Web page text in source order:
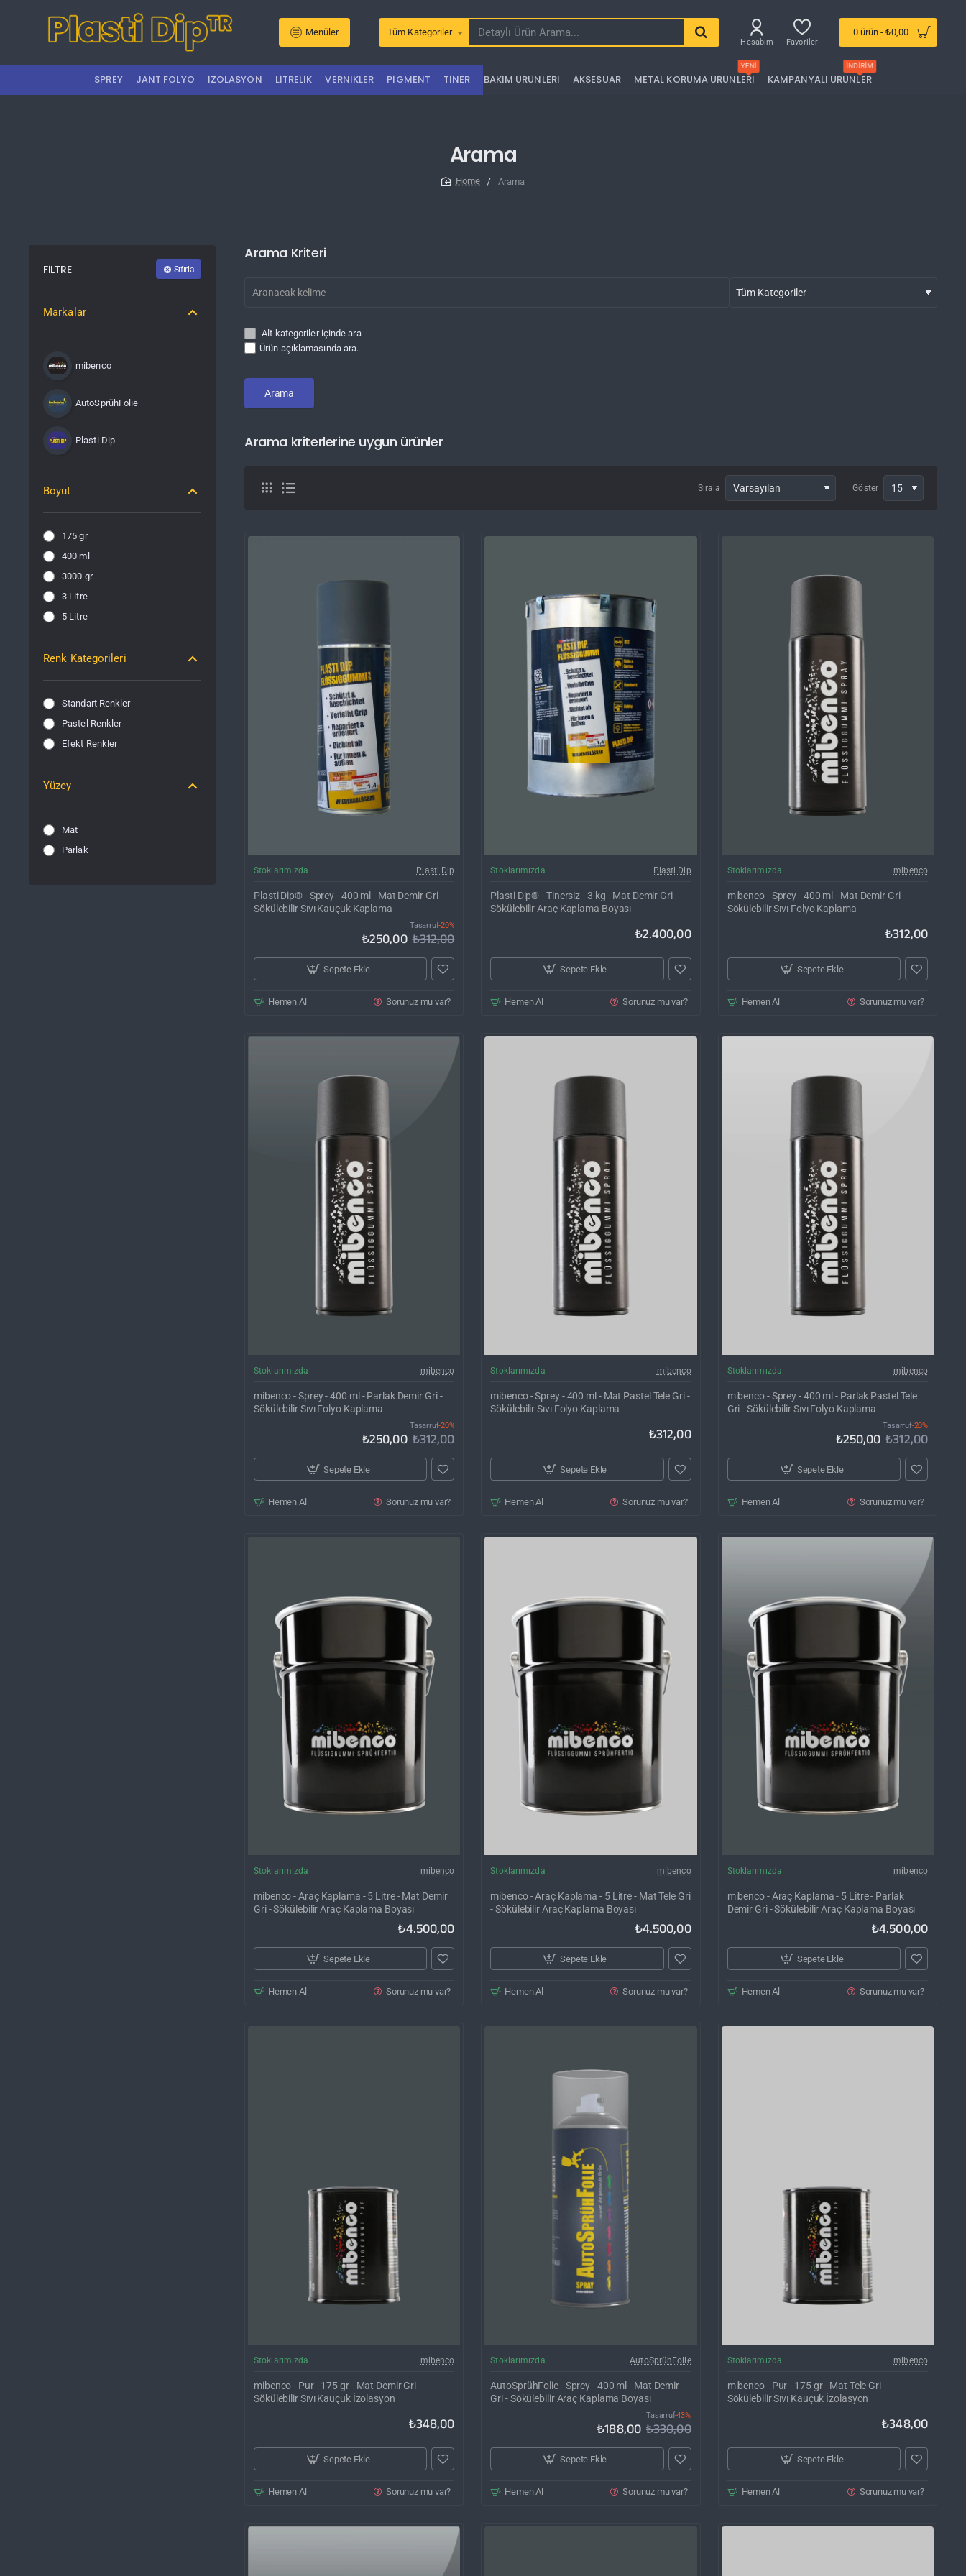
Menüler Tüm Kategoriler
Detaylı
Arama...
Hesabım Favoriler
0 ürün - ₺0,00
SPREY JANT FOLYO İZOLASYON LITRELIK VERNIKLER PIGMENT TINER BAKIM ÜRÜNLERI AKSESUAR METAL KORUMA ÜRÜNLERI
YENI
KAMPANYALI ÜRÜNLER
İNDIRIM
Arama
Arama
FILTRE Sıfırla
Markalar
mibenco
AutoSprühFolie
Plasti Dip
Boyut
175 gr
400 ml
3000 gr
3 Litre
5 Litre
Renk Kategorileri
Standart Renkler
Pastel Renkler
Efekt Renkler
Yüzey
Mat
Parlak
Arama Kriteri
Alt kategoriler içinde ara
Ürün açıklamasında ara.
Arama
Arama kriterlerine uygun ürünler
Sırala Göster
İNDIRIM'DE
Stoklarımızda Plasti Dip
Plasti Dip® - Sprey - 400 ml - Mat Demir Gri -
Sökülebilir Sıvı Kauçuk Kaplama
Tasarruf-20%
₺250,00 ₺312,00
Sepete Ekle
Hemen Al Sorunuz mu var?
Kargo Bedava
Stoklarımızda Plasti Dip
Plasti Dip® - Tinersiz - 3 kg - Mat Demir Gri -
Sökülebilir Araç Kaplama Boyası
₺2.400,00
Sepete Ekle
Hemen Al Sorunuz mu var?
Stoklarımızda mibenco
mibenco - Sprey - 400 ml - Mat Demir Gri -
Sökülebilir Sıvı Folyo Kaplama
₺312,00
Sepete Ekle
Hemen Al Sorunuz mu var?
İNDIRIM'DE
Stoklarımızda mibenco
mibenco - Sprey - 400 ml - Parlak Demir Gri -
Sökülebilir Sıvı Folyo Kaplama
Tasarruf-20%
₺250,00 ₺312,00
Sepete Ekle
Hemen Al Sorunuz mu var?
Stoklarımızda mibenco
mibenco - Sprey - 400 ml - Mat Pastel Tele Gri -
Sökülebilir Sıvı Folyo Kaplama
₺312,00
Sepete Ekle
Hemen Al Sorunuz mu var?
İNDIRIM'DE
Stoklarımızda mibenco
mibenco - Sprey - 400 ml - Parlak Pastel Tele
Gri - Sökülebilir Sıvı Folyo Kaplama
Tasarruf-20%
₺250,00 ₺312,00
Sepete Ekle
Hemen Al Sorunuz mu var?
Kargo Bedava
Stoklarımızda mibenco
mibenco - Araç Kaplama - 5 Litre - Mat Demir
Gri - Sökülebilir Araç Kaplama Boyası
₺4.500,00
Sepete Ekle
Hemen Al Sorunuz mu var?
Kargo Bedava
Stoklarımızda mibenco
mibenco - Araç Kaplama - 5 Litre - Mat Tele Gri
- Sökülebilir Araç Kaplama Boyası
₺4.500,00
Sepete Ekle
Hemen Al Sorunuz mu var?
Kargo Bedava
Stoklarımızda mibenco
mibenco - Araç Kaplama - 5 Litre - Parlak
Demir Gri - Sökülebilir Araç Kaplama Boyası
₺4.500,00
Sepete Ekle
Hemen Al Sorunuz mu var?
Stoklarımızda mibenco
mibenco - Pur - 175 gr - Mat Demir Gri -
Sökülebilir Sıvı Kauçuk İzolasyon
₺348,00
Sepete Ekle
Hemen Al Sorunuz mu var?
İNDIRIM'DE
Stoklarımızda AutoSprühFolie
AutoSprühFolie - Sprey - 400 ml - Mat Demir
Gri - Sökülebilir Araç Kaplama Boyası
Tasarruf-43%
₺188,00 ₺330,00
Sepete Ekle
Hemen Al Sorunuz mu var?
Stoklarımızda mibenco
mibenco - Pur - 175 gr - Mat Tele Gri -
Sökülebilir Sıvı Kauçuk İzolasyon
₺348,00
Sepete Ekle
Hemen Al Sorunuz mu var?